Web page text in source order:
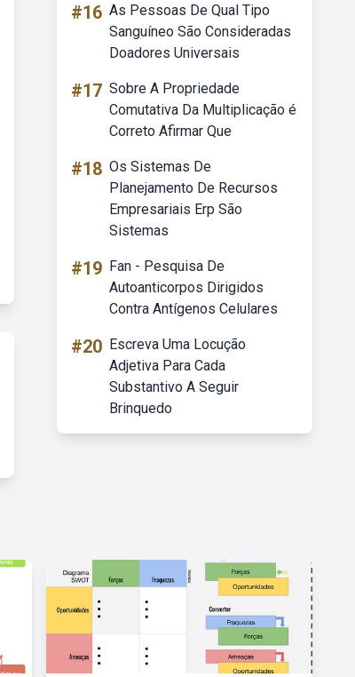
#16 As Pessoas De Qual Tipo
Sanguíneo São Consideradas
Doadores Universais
#17 Sobre A Propriedade
Comutativa Da Multiplicação é
Correto Afirmar Que
#18 Os Sistemas De
Planejamento De Recursos
Empresariais Erp São
Sistemas
#19 Fan - Pesquisa De
Autoanticorpos Dirigidos
Contra Antígenos Celulares
#20 Escreva Uma Locução
Adjetiva Para Cada
Substantivo A Seguir
Brinquedo